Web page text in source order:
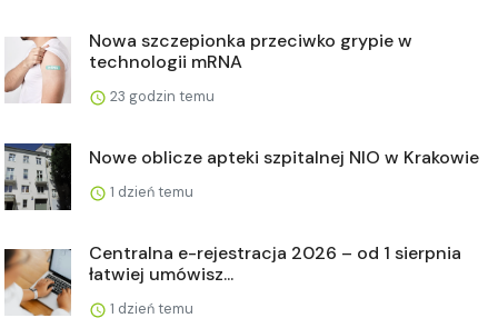
Nowa szczepionka przeciwko grypie w
technologii mRNA
23 godzin temu
Nowe oblicze apteki szpitalnej NIO w Krakowie
1 dzień temu
Centralna e-rejestracja 2026 – od 1 sierpnia
łatwiej umówisz...
1 dzień temu